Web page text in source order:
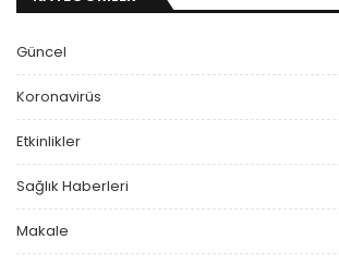
Güncel
Koronavirüs
Etkinlikler
Sağlık Haberleri
Makale